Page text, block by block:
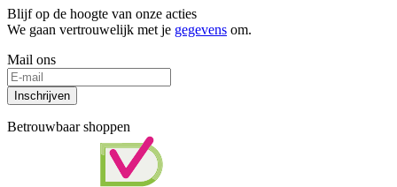
Blijf op de hoogte van onze acties
We gaan vertrouwelijk met je gegevens om.
Mail ons
Inschrijven
Betrouwbaar shoppen